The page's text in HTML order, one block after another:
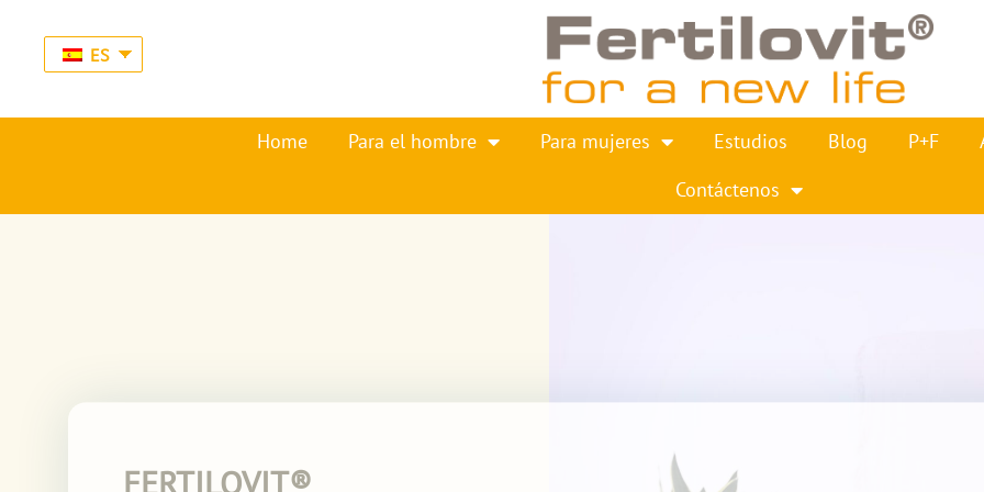
ES
Home Para el hombre Para mujeres Estudios Blog P+F
Contáctenos
FERTILOVIT®